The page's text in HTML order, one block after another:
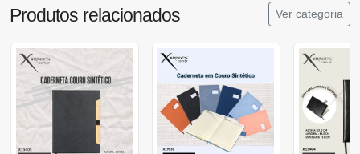
Produtos relacionados Ver categoria